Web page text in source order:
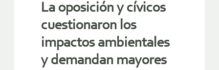
La oposición y cívicos
cuestionaron los
impactos ambientales
y demandan mayores